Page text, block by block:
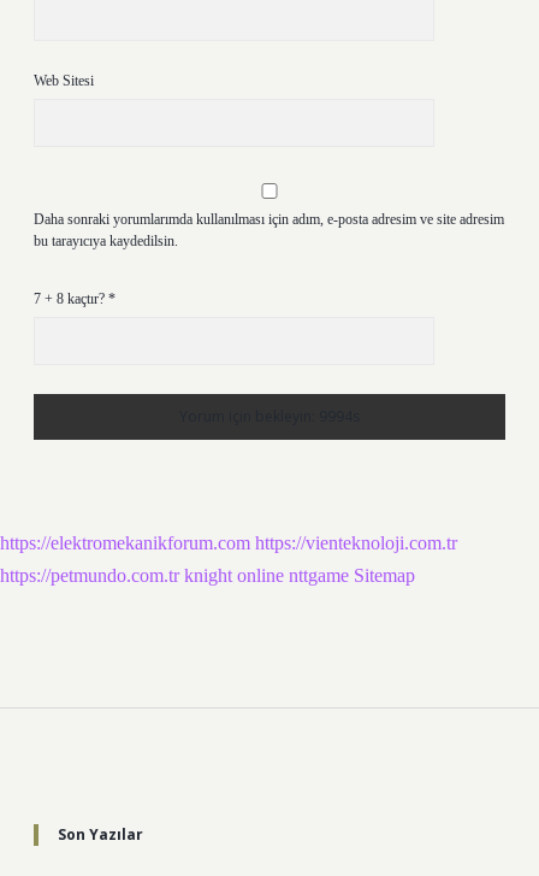
Web Sitesi
Daha sonraki yorumlarımda kullanılması için adım, e-posta adresim ve site adresim
bu tarayıcıya kaydedilsin.
7 + 8 kaçtır? *
https://elektromekanikforum.com https://vienteknoloji.com.tr
https://petmundo.com.tr knight online nttgame Sitemap
Son Yazılar